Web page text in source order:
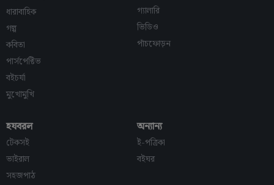
ধারাবাহিক
গল্প
কবিতা
পার্সপেক্টিভ
বইচর্যা
মুখোমুখি
গ্যালারি
ভিডিও
পাঁচফোড়ন
হযবরল
টেকসই
ভাইরাল
সহজপাঠ
অন্যান্য
ই-পত্রিকা
বইঘর